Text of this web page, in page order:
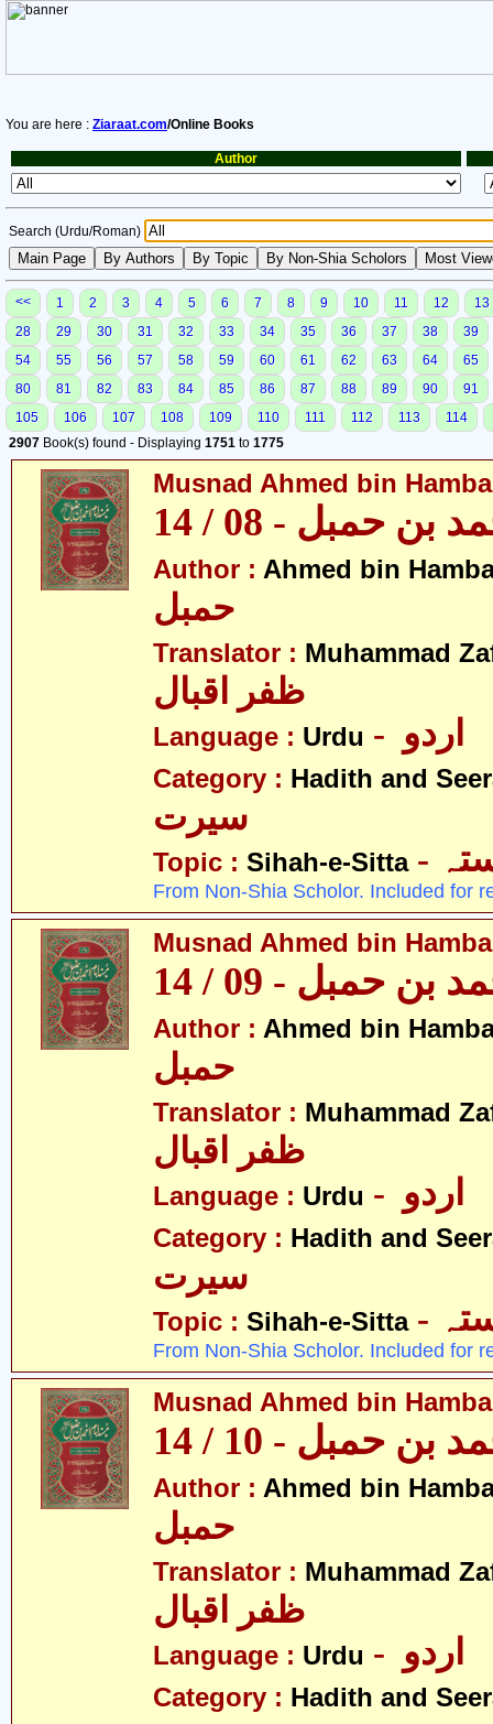
You are here : Ziaraat.com/Online Books
Author
Search (Urdu/Roman)
<< 1 2 3 4 5 6 7 8 9 10 11 12
13
28
29 30 31 32 33 34 35 36 37 38
39
54
55 56 57 58 59 60 61 62 63 64
65
80
81 82 83 84 85 86 87 88 89 90
91
105
106 107 108 109 110 111 112 113
114
2907 Book(s) found - Displaying 1751 to 1775
Musnad Ahmed bin
حمبل - 08 / 14
Author : Ahmed bin
Translator : Muhammad
ظفر اقبال
Language : Urdu
Category : Hadith and
سیرت
Topic : Sihah-e-Sitta
From Non-Shia Scholor. Included for
Musnad Ahmed bin
حمبل - 09 / 14
Author : Ahmed bin
Translator : Muhammad
ظفر اقبال
Language : Urdu
Category : Hadith and
سیرت
Topic : Sihah-e-Sitta
From Non-Shia Scholor. Included for
Musnad Ahmed bin
حمبل - 10 / 14
Author : Ahmed bin
Translator : Muhammad
ظفر اقبال
Language : Urdu
Category : Hadith and